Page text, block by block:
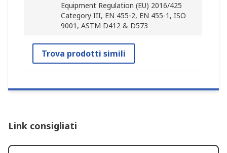
Equipment Regulation (EU) 2016/425
Category III, EN 455-2, EN 455-1, ISO
9001, ASTM D412 & D573
Trova prodotti simili
Link consigliati